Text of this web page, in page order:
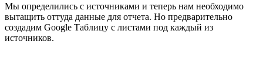
Мы определились с источниками и теперь нам необходимо
вытащить оттуда данные для отчета. Но предварительно
создадим Google Таблицу с листами под каждый из
источников.